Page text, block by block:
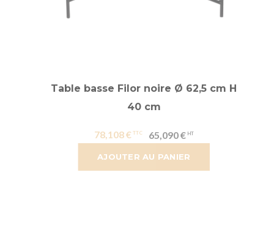
AJOUTER AU PANIER
Table basse Filor noire Ø 62,5 cm H
40 cm
78,108 € 65,090 €